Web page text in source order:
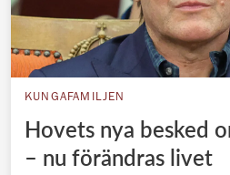
KUNGAFAMILJEN
Hovets nya besked
– nu förändras livet